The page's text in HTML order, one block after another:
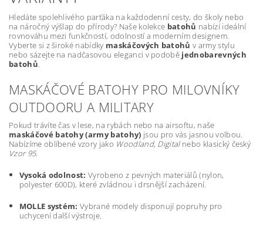
Hledáte spolehlivého parťáka na každodenní cesty, do školy nebo
na náročný výšlap do přírody? Naše kolekce batohů nabízí ideální
rovnováhu mezi funkčností, odolností a moderním designem.
Vyberte si z široké nabídky maskáčových batohů v army stylu
nebo sázejte na nadčasovou eleganci v podobě jednobarevných
batohů.
MASKÁČOVÉ BATOHY PRO MILOVNÍKY
OUTDOORU A MILITARY
Pokud trávíte čas v lese, na rybách nebo na airsoftu, naše
maskáčové batohy (army batohy) jsou pro vás jasnou volbou.
Nabízíme oblíbené vzory jako Woodland, Digitalnebo klasický český
Vzor 95.
Vysoká odolnost: Vyrobeno z pevných materiálů (nylon,
polyester 600D), které zvládnou i drsnější zacházení.
MOLLE systém: Vybrané modely disponují popruhy pro
uchycení další výstroje.